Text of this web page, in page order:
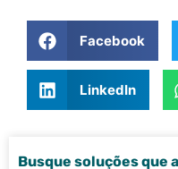
Facebook
LinkedIn
Busque soluções que